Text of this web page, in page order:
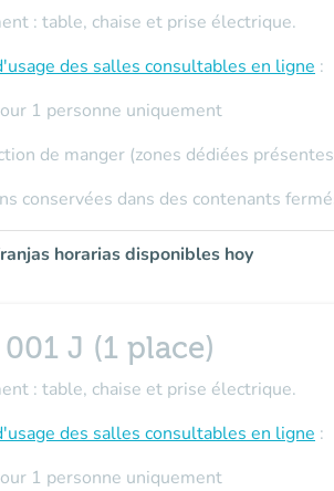
: table, chaise et prise électrique.
des salles consultables en ligne :
1 personne uniquement
de manger (zones dédiées
conservées dans des contenants
horarias disponibles hoy
001 J (1 place)
: table, chaise et prise électrique.
des salles consultables en ligne :
1 personne uniquement